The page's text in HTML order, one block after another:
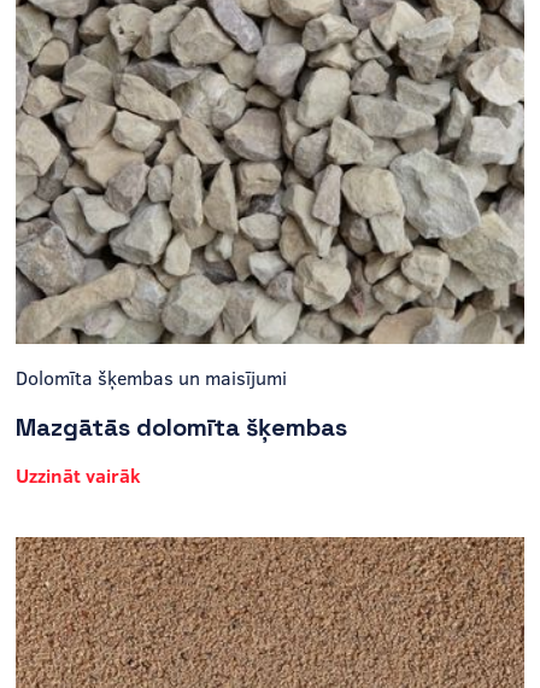
Dolomīta šķembas un maisījumi
Mazgātās dolomīta šķembas
Uzzināt vairāk